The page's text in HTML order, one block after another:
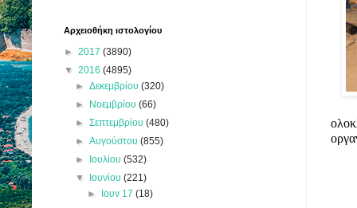
Αρχειοθήκη ιστολογίου
► 2017 (3890)
▼ 2016 (4895)
►Δεκεμβρίου(320)
► Νοεμβρίου(66)
►Σεπτεμβρίου(480)
►Αυγούστου(855)
► Ιουλίου(532)
▼ Ιουνίου(221)
► Ιουν 17 (18)